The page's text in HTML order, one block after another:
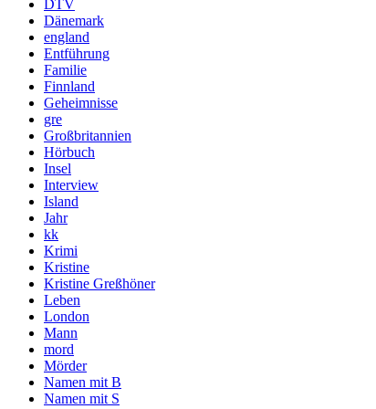
DTV
Dänemark
england
Entführung
Familie
Finnland
Geheimnisse
gre
Großbritannien
Hörbuch
Insel
Interview
Island
Jahr
kk
Krimi
Kristine
Kristine Greßhöner
Leben
London
Mann
mord
Mörder
Namen mit B
Namen mit S